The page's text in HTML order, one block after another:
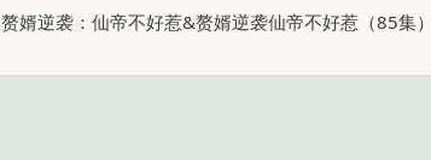
赘婿逆袭：仙帝不好惹&赘婿逆袭仙帝不好惹（85集）王梓潇&陈诺